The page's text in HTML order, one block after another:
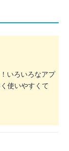
いろいろなアプ
使いやすくて